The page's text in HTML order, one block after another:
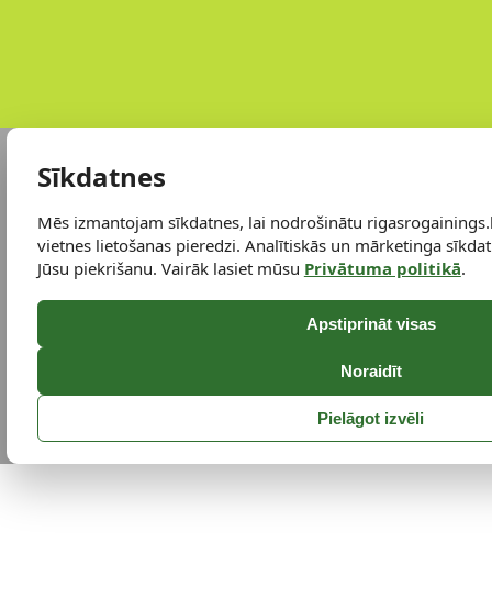
Sīkdatnes
Mēs izmantojam sīkdatnes, lai nodrošinātu
vietnes lietošanas pieredzi. Analītiskās un mārketinga
Jūsu piekrišanu. Vairāk lasiet mūsu Privātuma politikā.
Apstiprināt visas
Noraidīt
Pielāgot izvēli